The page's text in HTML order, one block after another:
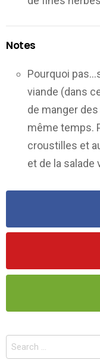
Notes
Pourquoi
viande (dans
de manger
même temps.
croustilles et
et de la salade
Search